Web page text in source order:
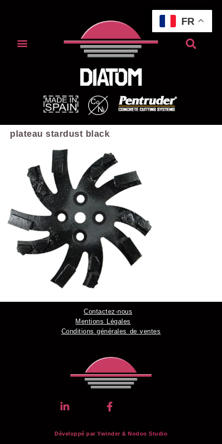
plateau stardust black
Contactez-nous
Mentions Légales
Conditions générales de ventes
Développé par Ywinder & Nodoo Studio
FR